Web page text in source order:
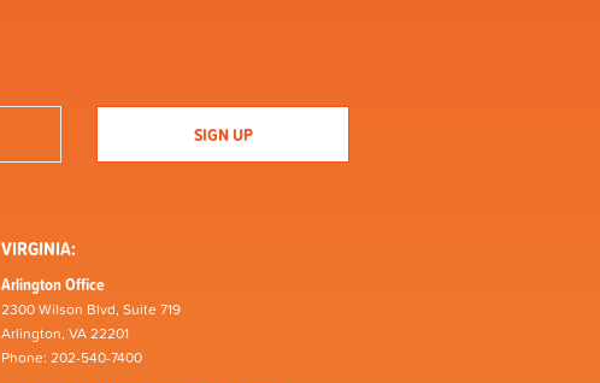
VIRGINIA:
Arlington Office
2300 Wilson Blvd, Suite 719
Arlington, VA 22201
Phone: 202-540-7400